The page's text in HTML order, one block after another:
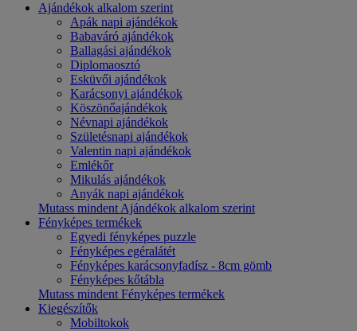
Ajándékok alkalom szerint
Apák napi ajándékok
Babaváró ajándékok
Ballagási ajándékok
Diplomaosztó
Esküvői ajándékok
Karácsonyi ajándékok
Köszönőajándékok
Névnapi ajándékok
Születésnapi ajándékok
Valentin napi ajándékok
Emlékőr
Mikulás ajándékok
Anyák napi ajándékok
Mutass mindent Ajándékok alkalom szerint
Fényképes termékek
Egyedi fényképes puzzle
Fényképes egéralátét
Fényképes karácsonyfadísz - 8cm gömb
Fényképes kőtábla
Mutass mindent Fényképes termékek
Kiegészítők
Mobiltokok